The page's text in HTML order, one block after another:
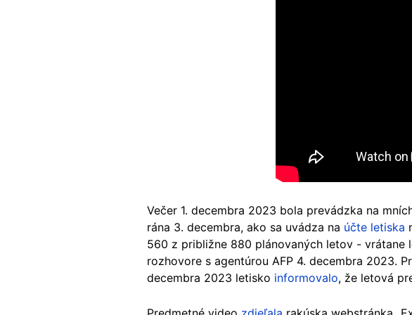
Večer 1. decembra 2023 bola prevádzka na
rána 3. decembra, ako sa uvádza na účte letiska
560 z približne 880 plánovaných letov -
rozhovore s agentúrou AFP 4. decembra 2023.
decembra 2023 letisko informovalo, že letová